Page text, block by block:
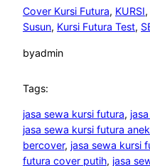
Cover Kursi Futura, KURSI,
Susun, Kursi Futura Test,
byadmin
Tags:
jasa sewa kursi futura,
jasa sewa kursi futura
bercover, jasa sewa kursi
futura cover putih, jasa